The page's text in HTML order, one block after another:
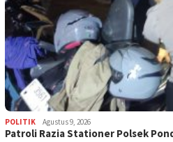
POLITIK Agustus 9, 2026
Patroli Razia Stationer Polsek